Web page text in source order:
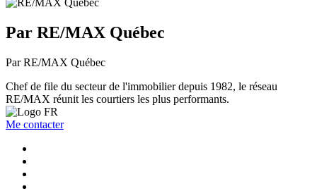
Par RE/MAX Québec
Par RE/MAX Québec
Chef de file du secteur de l'immobilier depuis 1982, le réseau
RE/MAX réunit les courtiers les plus performants.
Me contacter